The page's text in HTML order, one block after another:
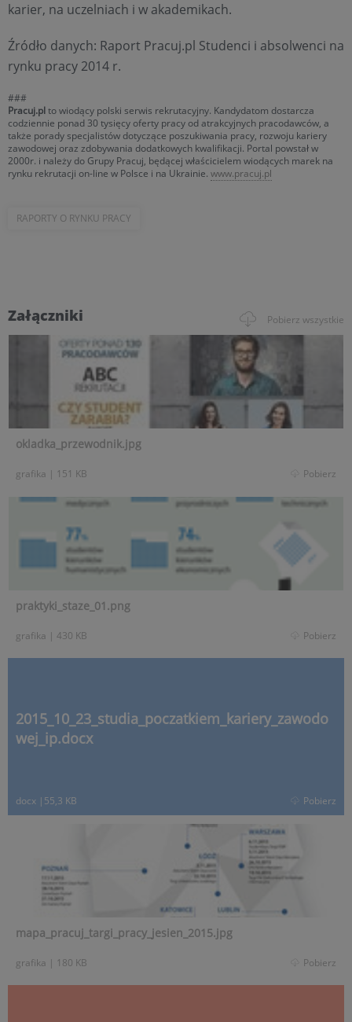
karier, na uczelniach i w akademikach.
Źródło danych: Raport Pracuj.pl Studenci i absolwenci na
rynku pracy 2014 r.
###
Pracuj.plto wiodący polski serwis rekrutacyjny. Kandydatom dostarcza
codziennie ponad 30 tysięcy oferty pracy od atrakcyjnych pracodawców, a
także porady specjalistów dotyczące poszukiwania pracy, rozwoju kariery
zawodowej oraz zdobywania dodatkowych kwalifikacji. Portal powstał w
2000r. i należy do Grupy Pracuj, będącej właścicielem wiodących marek na
rynku rekrutacji on-line w Polsce i na Ukrainie. www.pracuj.pl
RAPORTY O RYNKU PRACY
Załączniki Pobierz wszystkie
okladka_przewodnik.jpg
grafika | 151 KB Pobierz
praktyki_staze_01.png
grafika | 430 KB Pobierz
2015_10_23_studia_poczatkiem_kariery_zawodo
wej_ip.docx
docx | 55,3 KB Pobierz
mapa_pracuj_targi_pracy_jesien_2015.jpg
grafika | 180 KB Pobierz